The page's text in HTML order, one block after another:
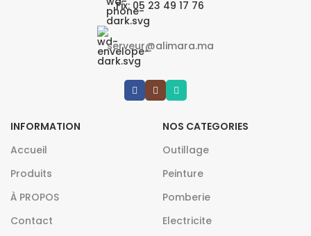
Fix: 05 23 49 17 76
serveur@alimara.ma
INFORMATION
Accueil
Produits
À PROPOS
Contact
NOS CATEGORIES
Outillage
Peinture
Pomberie
Electricite